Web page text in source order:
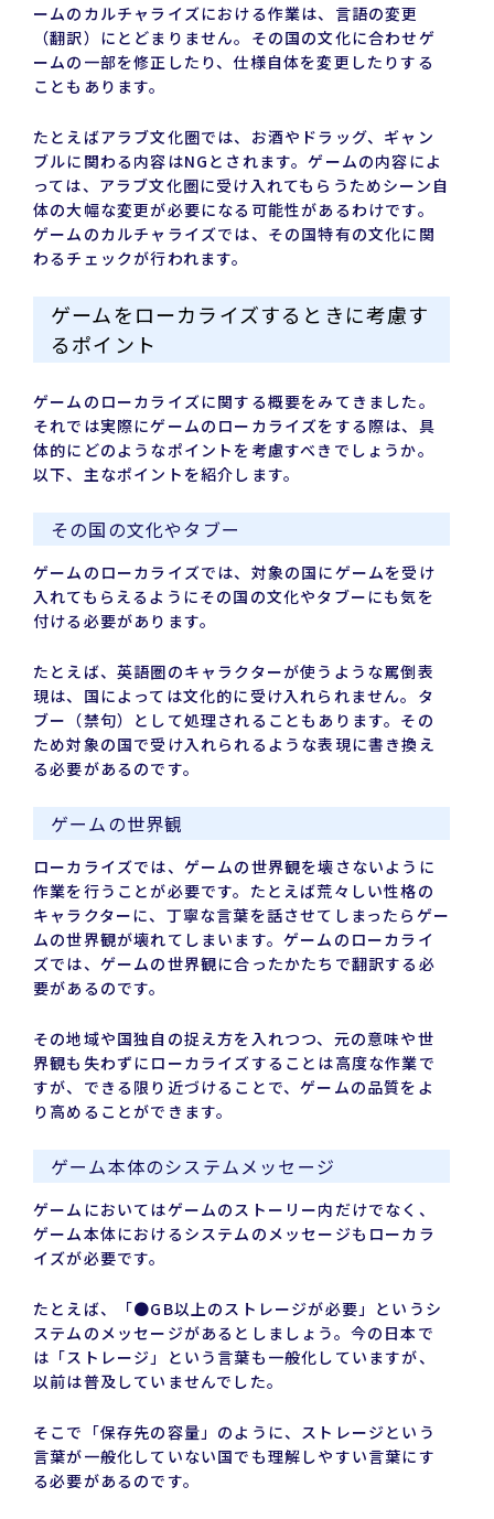
ームのカルチャライズにおける作業は、言語の変更
（翻訳）にとどまりません。その国の文化に合わせゲ
ームの一部を修正したり、仕様自体を変更したりする
こともあります。
たとえばアラブ文化圏では、お酒やドラッグ、ギャン
ブルに関わる内容はNGとされます。ゲームの内容によ
っては、アラブ文化圏に受け入れてもらうためシーン自
体の大幅な変更が必要になる可能性があるわけです。
ゲームのカルチャライズでは、その国特有の文化に関
わるチェックが行われます。
ゲームをローカライズするときに考慮す
るポイント
ゲームのローカライズに関する概要をみてきました。
それでは実際にゲームのローカライズをする際は、具
体的にどのようなポイントを考慮すべきでしょうか。
以下、主なポイントを紹介します。
その国の文化やタブー
ゲームのローカライズでは、対象の国にゲームを受け
入れてもらえるようにその国の文化やタブーにも気を
付ける必要があります。
たとえば、英語圏のキャラクターが使うような罵倒表
現は、国によっては文化的に受け入れられません。タ
ブー（禁句）として処理されることもあります。その
ため対象の国で受け入れられるような表現に書き換え
る必要があるのです。
ゲームの世界観
ローカライズでは、ゲームの世界観を壊さないように
作業を行うことが必要です。たとえば荒々しい性格の
キャラクターに、丁寧な言葉を話させてしまったらゲー
ムの世界観が壊れてしまいます。ゲームのローカライ
ズでは、ゲームの世界観に合ったかたちで翻訳する必
要があるのです。
その地域や国独自の捉え方を入れつつ、元の意味や世
界観も失わずにローカライズすることは高度な作業で
すが、できる限り近づけることで、ゲームの品質をよ
り高めることができます。
ゲーム本体のシステムメッセージ
ゲームにおいてはゲームのストーリー内だけでなく、
ゲーム本体におけるシステムのメッセージもローカラ
イズが必要です。
たとえば、「●GB以上のストレージが必要」というシ
ステムのメッセージがあるとしましょう。今の日本で
は「ストレージ」という言葉も一般化していますが、
以前は普及していませんでした。
そこで「保存先の容量」のように、ストレージという
言葉が一般化していない国でも理解しやすい言葉にす
る必要があるのです。